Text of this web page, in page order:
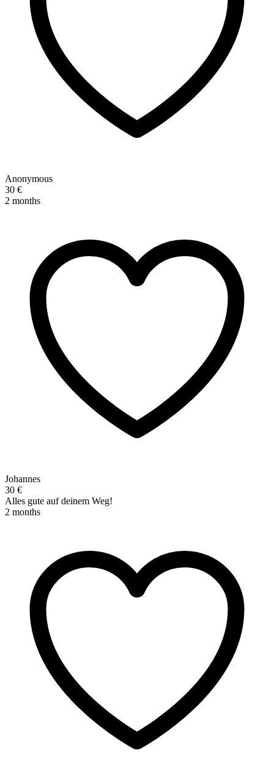
Anonymous
30 €
2 months
Johannes
30 €
Alles gute auf deinem Weg!
2 months